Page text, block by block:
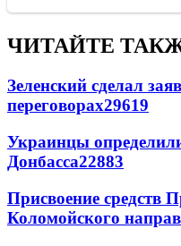
ЧИТАЙТЕ
Зеленский сделал
переговорах29619
Украинцы
Донбасса22883
Присвоение средств
Коломойского